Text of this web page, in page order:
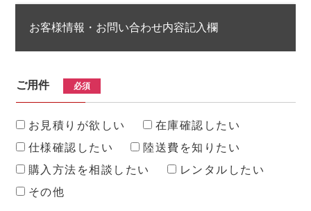
お客様情報・お問い合わせ内容記入欄
ご用件 必須
お見積りが欲しい
在庫確認したい
仕様確認したい
陸送費を知りたい
購入方法を相談したい
レンタルしたい
その他